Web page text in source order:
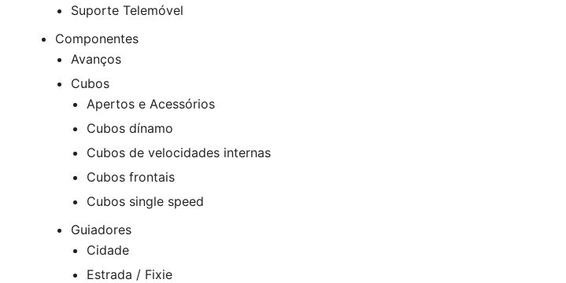
Suporte Telemóvel
Componentes
Avanços
Cubos
Apertos e Acessórios
Cubos dínamo
Cubos de velocidades internas
Cubos frontais
Cubos single speed
Guiadores
Cidade
Estrada / Fixie